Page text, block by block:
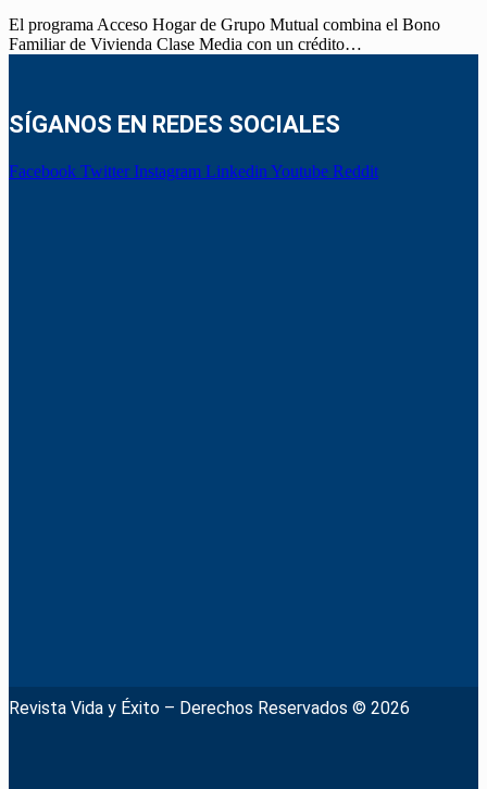
El programa Acceso Hogar de Grupo Mutual combina el Bono
Familiar de Vivienda Clase Media con un crédito…
SÍGANOS EN REDES SOCIALES
Facebook Twitter Instagram Linkedin Youtube Reddit
Revista Vida y Éxito – Derechos Reservados © 2026